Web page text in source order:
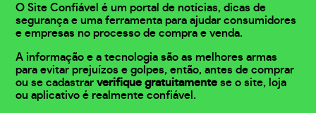
O Site Confiável é um portal de notícias, dicas de
segurança e uma ferramenta para ajudar consumidores
e empresas no processo de compra e venda.
A informação e a tecnologia são as melhores armas
para evitar prejuízos e golpes, então, antes de comprar
ou se cadastrarverifique gratuitamente se o site, loja
ou aplicativo é realmente confiável.